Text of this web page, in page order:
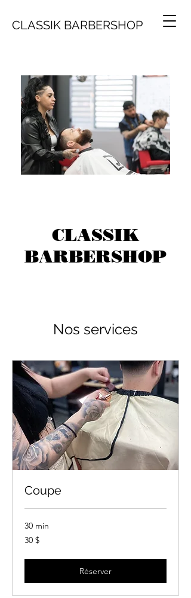
CLASSIK BARBERSHOP
CLASSIK
BARBERSHOP
Nos services
Coupe
30 min
30 dollars
canadiens
30 $
Réserver